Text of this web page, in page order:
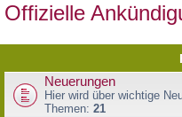
Offizielle
Neuerungen
Hier wird über wichtige
Themen: 21